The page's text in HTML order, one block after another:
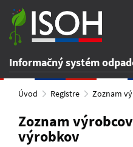
Informačný systém
Úvod Registre Zoznam
Zoznam
výrobkov